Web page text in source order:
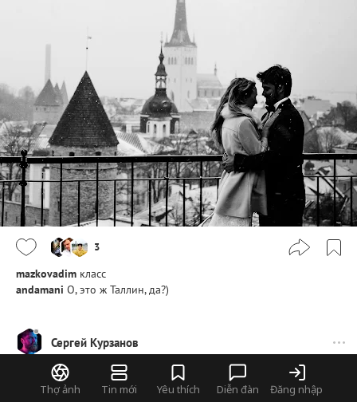
Thợ ảnh Tin mới Yêu thích Diễn đàn Đăng nhập
3
mazkovadim класс
andamani О, это ж Таллин, да?)
Сергей Курзанов